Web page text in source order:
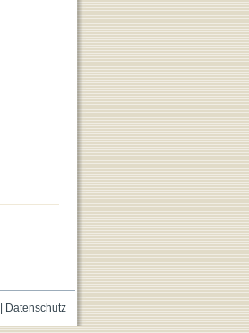
Datenschutz